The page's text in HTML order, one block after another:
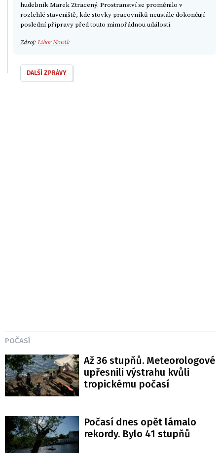
hudebník Marek Ztracený. Prostranství se proměnilo v
rozlehlé staveniště, kde stovky pracovníků neustále dokončují
poslední přípravy před touto mimořádnou událostí.
Zdroj:Libor Novák
DALŠÍ ZPRÁVY
POČASÍ
Až 36 stupňů. Meteorologové
upřesnili výstrahu kvůli
tropickému počasí
Počasí dnes opět lámalo
rekordy. Bylo 41 stupňů